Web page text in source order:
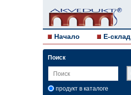
Начало E-склад
Поиск
продукт в каталоге